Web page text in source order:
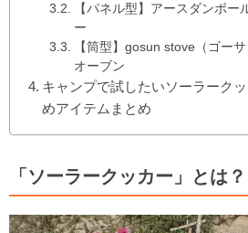
【パネル型】アースダンボー
ー
【筒型】gosun stove（ゴー
オーブン
キャンプで試したいソーラーク
めアイテムまとめ
「ソーラークッカー」とは？